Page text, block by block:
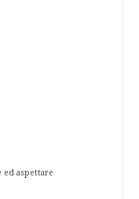
ed aspettare